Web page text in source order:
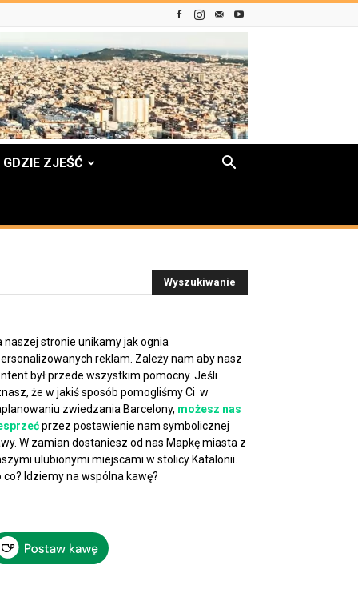
GDZIE ZJEŚĆ
naszej stronie unikamy jak ognia
reklam. Zależy nam aby nasz
był przede wszystkim pomocny. Jeśli
że w jakiś sposób pomogliśmy Ci w
zwiedzania Barcelony, możesz nas
przez postawienie nam symbolicznej
W zamian dostaniesz od nas Mapkę miasta z
ulubionymi miejscami w stolicy Katalonii.
co? Idziemy na wspólna kawę?